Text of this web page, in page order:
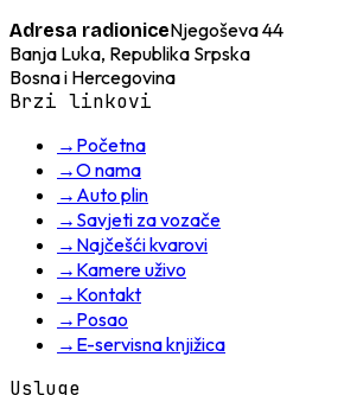
Adresa radioniceNjegoševa 44
Banja Luka, Republika Srpska
Bosna i Hercegovina
Brzi linkovi
→ Početna
→O nama
→ Auto plin
→ Savjeti za vozače
→ Najčešći kvarovi
→ Kamere uživo
→ Kontakt
→ Posao
→ E-servisna knjižica
Usluge